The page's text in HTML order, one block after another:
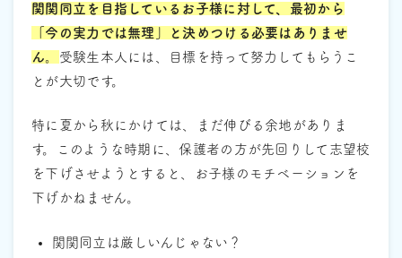
関関同立を目指しているお子様に対して、最初から
「今の実力では無理」と決めつける必要はありませ
ん。 受験生本人には、目標を持って努力してもらうこ
とが大切です。
特に夏から秋にかけては、まだ伸びる余地がありま
す。このような時期に、保護者の方が先回りして志望校
を下げさせようとすると、お子様のモチベーションを
下げかねません。
関関同立は厳しいんじゃない？